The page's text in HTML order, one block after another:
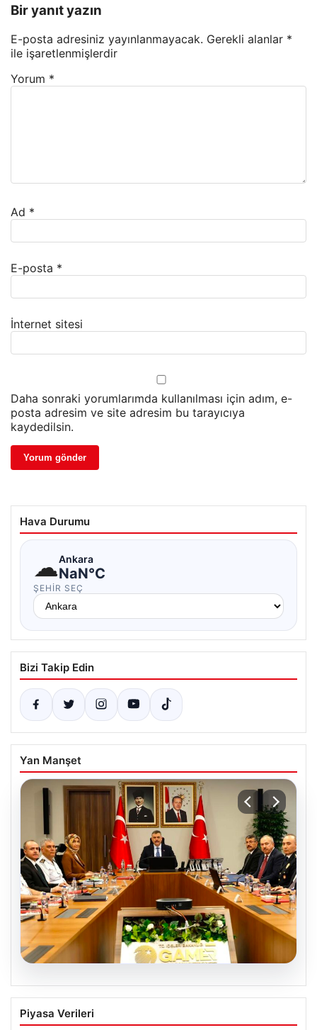
Bir yanıt yazın
E-posta adresiniz yayınlanmayacak. Gerekli alanlar *
ile işaretlenmişlerdir
Yorum *
Ad *
E-posta *
İnternet sitesi
Daha sonraki yorumlarımda kullanılması için adım, e-
posta adresim ve site adresim bu tarayıcıya
kaydedilsin.
Hava Durumu
☁Ankara
NaN°C
ŞEHIR SEÇ
Bizi Takip Edin
Yan Manşet
05.08.2026
Organize suçla mücadele toplantısı.
İçişleri Bakanı Çiftçi: Hiçbir suç
Piyasa Verileri